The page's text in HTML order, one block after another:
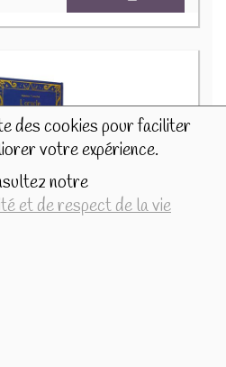
des cookies pour faciliter
votre expérience.
notre
et de respect de la vie
- Coffret